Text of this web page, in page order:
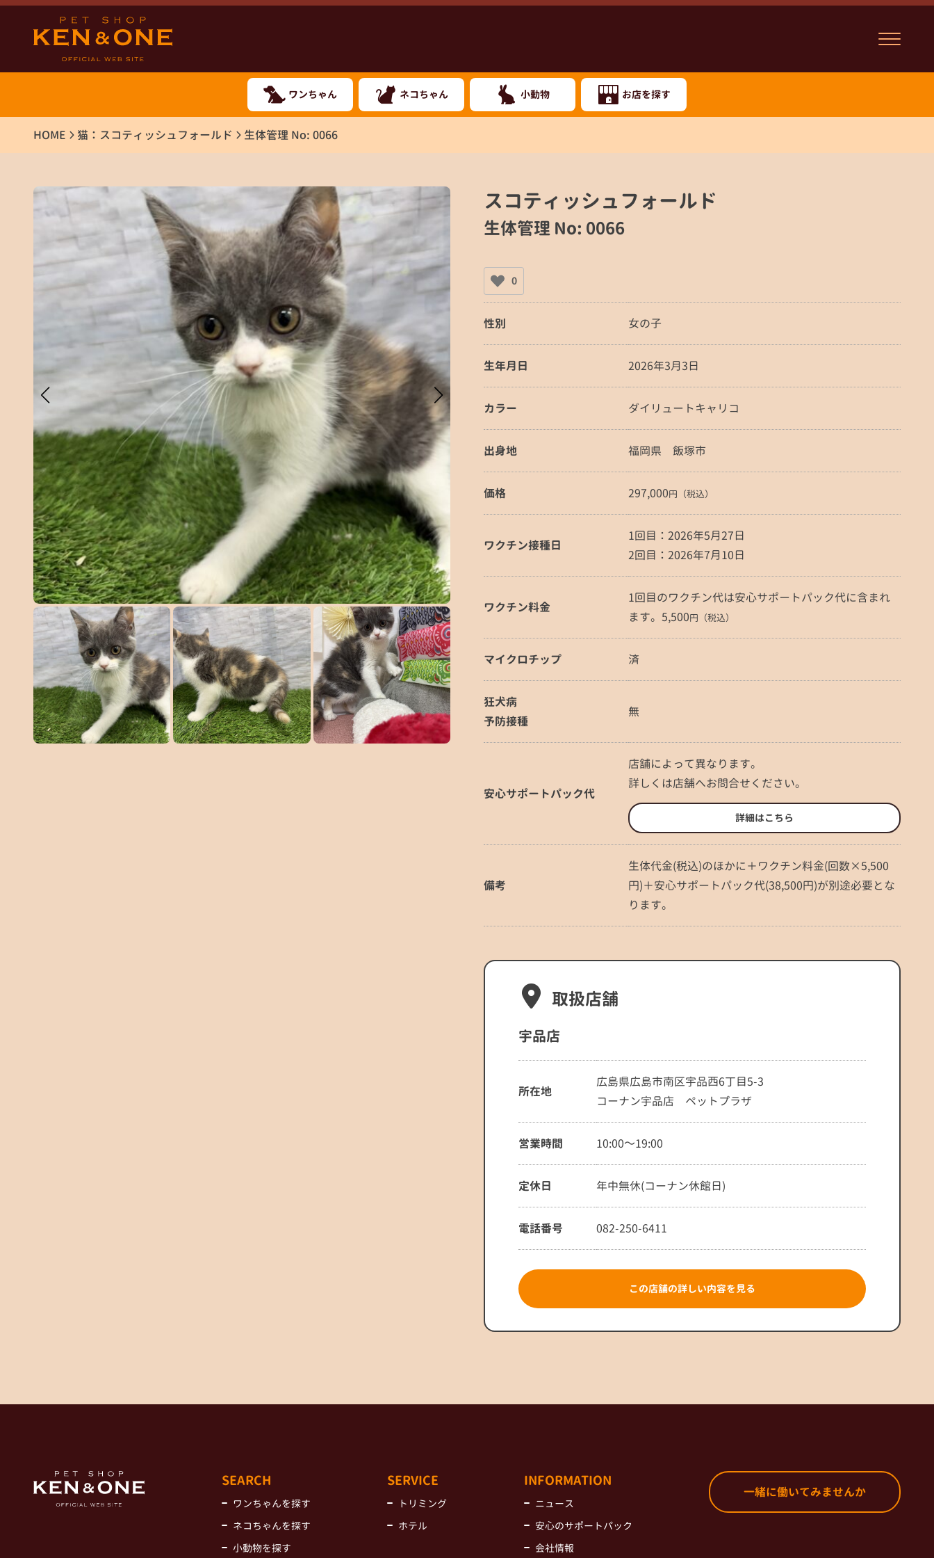
ワンちゃん ネコちゃん 小動物 お店を探す
HOME 猫：スコティッシュフォールド 生体管理 No: 0066
スコティッシュフォールド
生体管理 No: 0066
0
性別 女の子
生年月日 2026年3月3日
カラー ダイリュートキャリコ
出身地 福岡県 飯塚市
価格 297,000円（税込）
ワクチン接種日
1回目：2026年5月27日
2回目：2026年7月10日
ワクチン料金
1回目のワクチン代は安心サポートパック代に含まれ
ます。5,500円（税込）
マイクロチップ 済
狂犬病
予防接種
無
安心サポートパック代
店舗によって異なります。
詳しくは店舗へお問合せください。
詳細はこちら
備考
生体代金(税込)のほかに＋ワクチン料金(回数×5,500
円)＋安心サポートパック代(38,500円)が別途必要とな
ります。
取扱店舗
宇品店
所在地
広島県広島市南区宇品西6丁目5-3
コーナン宇品店 ペットプラザ
営業時間 10:00～19:00
定休日 年中無休(コーナン休館日)
電話番号 082-250-6411
この店舗の詳しい内容を見る
SEARCH
ワンちゃんを探す
ネコちゃんを探す
小動物を探す
SERVICE
トリミング
ホテル
INFORMATION
ニュース
安心のサポートパック
会社情報
一緒に働いてみませんか